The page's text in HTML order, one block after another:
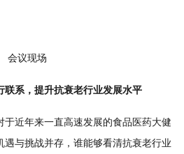
会议现场
系，提升抗衰老行业发展水平
近年来一直高速发展的食品医药大健
遇与挑战并存，谁能够看清抗衰老行业